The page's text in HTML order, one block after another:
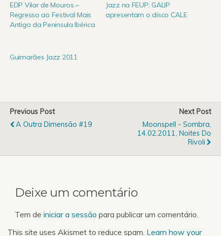
EDP Vilar de Mouros –
Regresso ao Festival Mais
Antigo da Peninsula Ibérica
Jazz na FEUP: GALIP
apresentam o disco CALE
Guimarães Jazz 2011
Previous Post
A Outra Dimensão #19
Next Post
Moonspell - Sombra,
14.02.2011, Noites Do
Rivoli
Deixe um comentário
Tem de iniciar a sessão para publicar um comentário.
This site uses Akismet to reduce spam. Learn how your